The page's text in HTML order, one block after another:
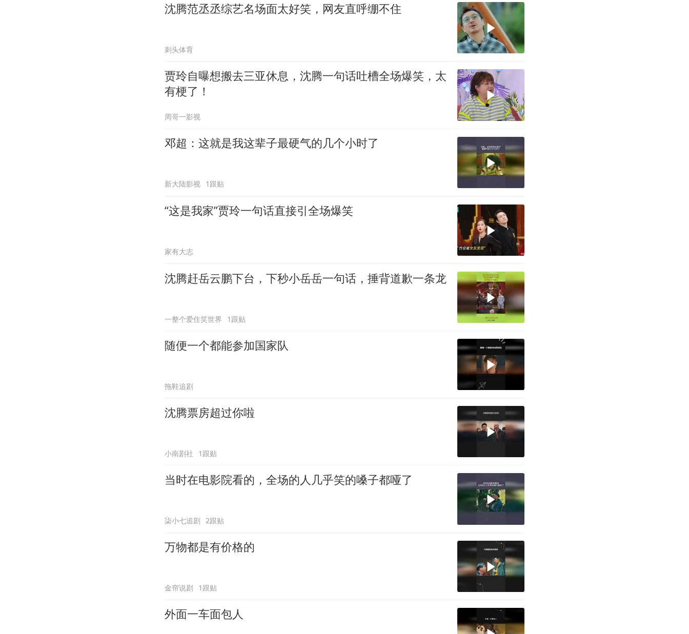
沈腾范丞丞综艺名场面太好笑，网友直呼绷不住
刺头体育
贾玲自曝想搬去三亚休息，沈腾一句话吐槽全场爆笑，太
有梗了！
周哥一影视
邓超：这就是我这辈子最硬气的几个小时了
新大陆影视 1跟贴
“这是我家”贾玲一句话直接引全场爆笑
家有大志
沈腾赶岳云鹏下台，下秒小岳岳一句话，捶背道歉一条龙
一整个爱住笑世界 1跟贴
随便一个都能参加国家队
拖鞋追剧
沈腾票房超过你啦
小南剧社 1跟贴
当时在电影院看的，全场的人几乎笑的嗓子都哑了
柒小七追剧 2跟贴
万物都是有价格的
金帘说剧 1跟贴
外面一车面包人